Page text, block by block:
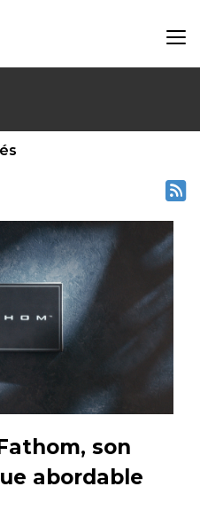
son
abordable